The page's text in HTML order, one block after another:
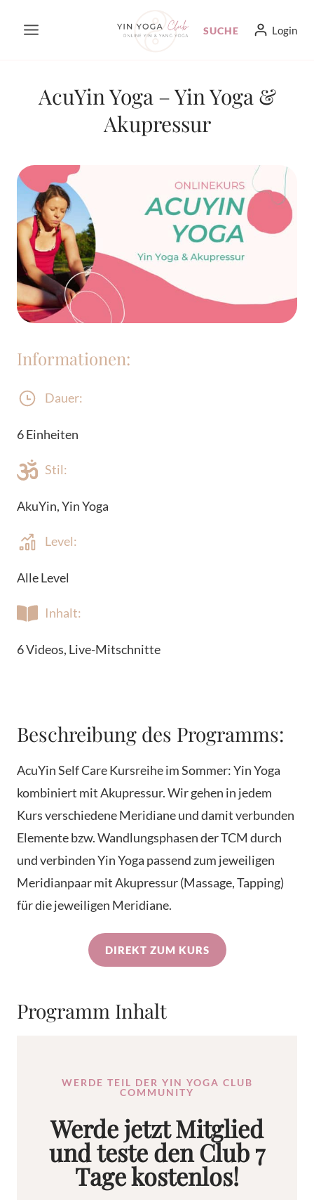
Inhalt
SUCHE Login
AcuYin Yoga – Yin Yoga &
Akupressur
Informationen:
Dauer:
6 Einheiten
Stil:
AkuYin, Yin Yoga
Level:
Alle Level
Inhalt:
6 Videos, Live-Mitschnitte
Beschreibung des Programms:
AcuYin Self Care Kursreihe im Sommer: Yin Yoga
kombiniert mit Akupressur. Wir gehen in jedem
Kurs verschiedene Meridiane und damit verbunden
Elemente bzw. Wandlungsphasen der TCM durch
und verbinden Yin Yoga passend zum jeweiligen
Meridianpaar mit Akupressur (Massage, Tapping)
für die jeweiligen Meridiane.
DIREKT ZUM KURS
Programm Inhalt
WERDE TEIL DER YIN YOGA CLUB
COMMUNITY
Werde jetzt Mitglied
und teste den Club 7
Tage kostenlos!